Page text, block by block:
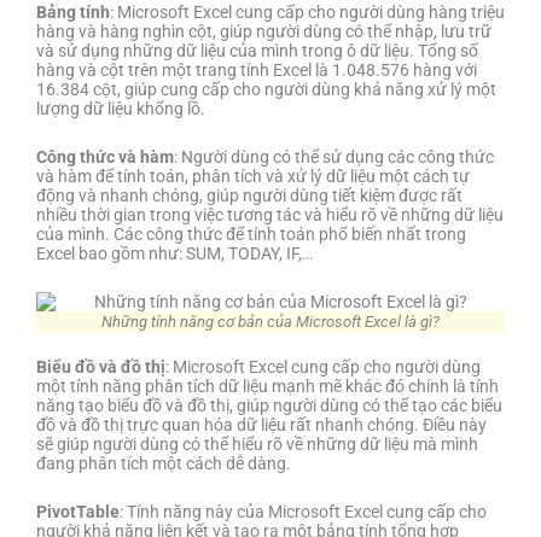
Bảng tính: Microsoft Excel cung cấp cho người dùng hàng triệu
hàng và hàng nghìn cột, giúp người dùng có thể nhập, lưu trữ
và sử dụng những dữ liệu của mình trong ô dữ liệu. Tổng số
hàng và cột trên một trang tính Excel là 1.048.576 hàng với
16.384 cột, giúp cung cấp cho người dùng khả năng xử lý một
lượng dữ liệu khổng lồ.
Công thức và hàm: Người dùng có thể sử dụng các công thức
và hàm để tính toán, phân tích và xử lý dữ liệu một cách tự
động và nhanh chóng, giúp người dùng tiết kiệm được rất
nhiều thời gian trong việc tương tác và hiểu rõ về những dữ liệu
của mình. Các công thức để tính toán phổ biến nhất trong
Excel bao gồm như: SUM, TODAY, IF,…
Những tính năng cơ bản của Microsoft Excel là gì?
Biểu đồ và đồ thị: Microsoft Excel cung cấp cho người dùng
một tính năng phân tích dữ liệu mạnh mẽ khác đó chính là tính
năng tạo biểu đồ và đồ thị, giúp người dùng có thể tạo các biểu
đồ và đồ thị trực quan hóa dữ liệu rất nhanh chóng. Điều này
sẽ giúp người dùng có thể hiểu rõ về những dữ liệu mà mình
đang phân tích một cách dễ dàng.
PivotTable: Tính năng này của Microsoft Excel cung cấp cho
người khả năng liên kết và tạo ra một bảng tính tổng hợp